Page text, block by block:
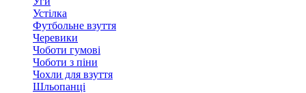
Устілка
Футбольне взуття
Черевики
Чоботи гумові
Чоботи з піни
Чохли для взуття
Шльопанці